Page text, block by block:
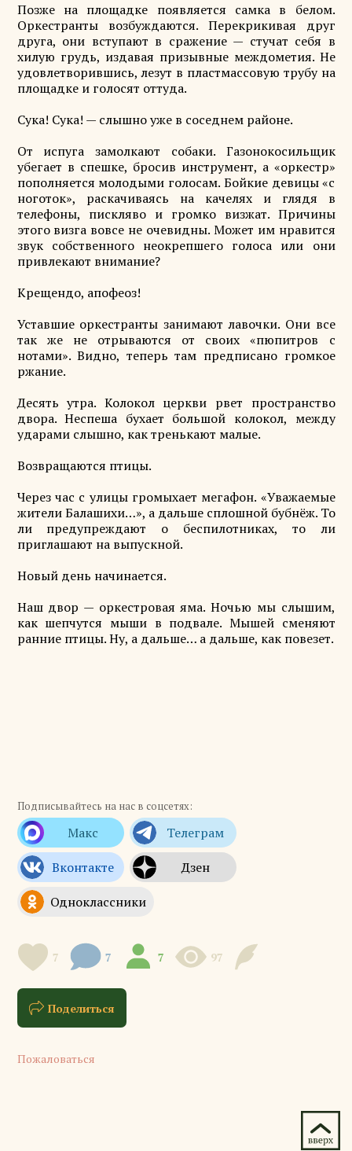
Позже на площадке появляется самка в белом.
Оркестранты возбуждаются. Перекрикивая друг
друга, они вступают в сражение — стучат себя в
хилую грудь, издавая призывные междометия. Не
удовлетворившись, лезут в пластмассовую трубу на
площадке и голосят оттуда.
Сука! Сука! — слышно уже в соседнем районе.
От испуга замолкают собаки. Газонокосильщик
убегает в спешке, бросив инструмент, а «оркестр»
пополняется молодыми голосам. Бойкие девицы «с
ноготок», раскачиваясь на качелях и глядя в
телефоны, пискляво и громко визжат. Причины
этого визга вовсе не очевидны. Может им нравится
звук собственного неокрепшего голоса или они
привлекают внимание?
Крещендо, апофеоз!
Уставшие оркестранты занимают лавочки. Они все
так же не отрываются от своих «пюпитров с
нотами». Видно, теперь там предписано громкое
ржание.
Десять утра. Колокол церкви рвет пространство
двора. Неспеша бухает большой колокол, между
ударами слышно, как тренькают малые.
Возвращаются птицы.
Через час с улицы громыхает мегафон. «Уважаемые
жители Балашихи…», а дальше сплошной бубнёж. То
ли предупреждают о беспилотниках, то ли
приглашают на выпускной.
Новый день начинается.
Наш двор — оркестровая яма. Ночью мы слышим,
как шепчутся мыши в подвале. Мышей сменяют
ранние птицы. Ну, а дальше… а дальше, как повезет.
Подписывайтесь на нас в соцсетях:
7 7 7 97
Поделиться
Пожаловаться